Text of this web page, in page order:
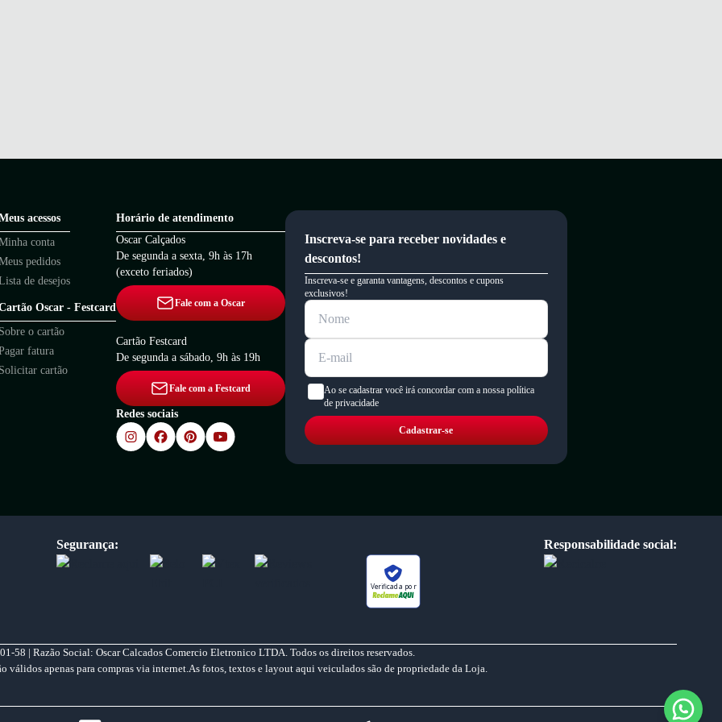
acessos
conta
pedidos
de desejos
Oscar - Festcard
Sobre o cartão
fatura
Solicitar cartão
Horário de atendimento
Oscar Calçados
De segunda a sexta, 9h às 17h
(exceto feriados)
Fale com a Oscar
Cartão Festcard
De segunda a sábado, 9h às 19h
Fale com a Festcard
Redes sociais
Inscreva-se para receber novidades e
descontos!
Inscreva-se e garanta vantagens, descontos e cupons
exclusivos!
Ao se cadastrar você irá concordar com a nossa política
de privacidade
Cadastrar-se
Segurança:
Verificada por
Responsabilidade social:
58 | Razão Social: Oscar Calcados Comercio Eletronico LTDA. Todos os direitos reservados.
válidos apenas para compras via internet.As fotos, textos e layout aqui veiculados são de propriedade da Loja.